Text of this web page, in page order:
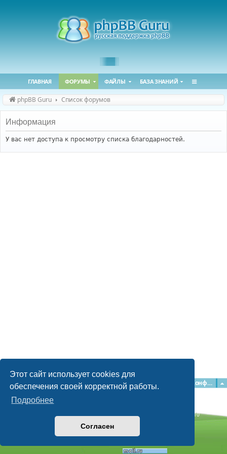
Этот сайт использует cookies для
обеспечения своей корректной работы.
Подробнее
Согласен
ГЛАВНАЯ ФОРУМЫ ФАЙЛЫ БАЗА ЗНАНИЙ
phpBB Guru Список форумов
Информация
У вас нет доступа к просмотру списка благодарностей.
Главная Форумы Конфиденциальность
Наша команда
Time: 0.042s| Peak Memory Usage: 2.15 МБ | GZIP: Off |
Queries: 10
© phpBB Guru, 2004—2026
Powered by
Style byArtodia